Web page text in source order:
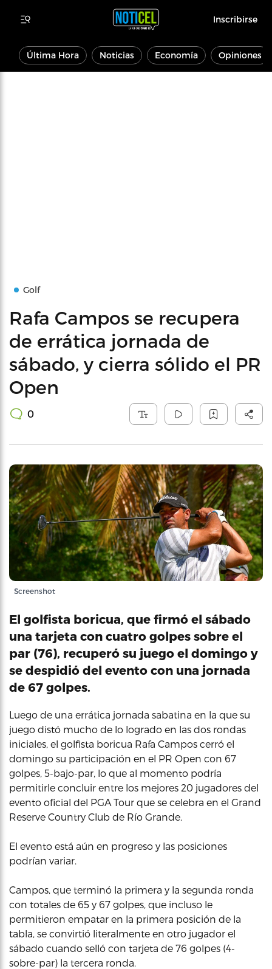
Inscribirse
Última Hora Noticias Economía Opiniones
Golf
Rafa Campos se recupera
de errática jornada de
sábado, y cierra sólido el PR
Open
0
Screenshot
El golfista boricua, que firmó el sábado
una tarjeta con cuatro golpes sobre el
par (76), recuperó su juego el domingo y
se despidió del evento con una jornada
de 67 golpes.
Luego de una errática jornada sabatina en la que su
juego distó mucho de lo logrado en las dos rondas
iniciales, el golfista boricua Rafa Campos cerró el
domingo su participación en el PR Open con 67
golpes, 5-bajo-par, lo que al momento podría
permitirle concluir entre los mejores 20 jugadores del
evento oficial del PGA Tour que se celebra en el Grand
Reserve Country Club de Río Grande.
El evento está aún en progreso y las posiciones
podrían variar.
Campos, que terminó la primera y la segunda ronda
con totales de 65 y 67 golpes, que incluso le
permitieron empatar en la primera posición de la
tabla, se convirtió literalmente en otro jugador el
sábado cuando selló con tarjeta de 76 golpes (4-
sobre-par) la tercera ronda.